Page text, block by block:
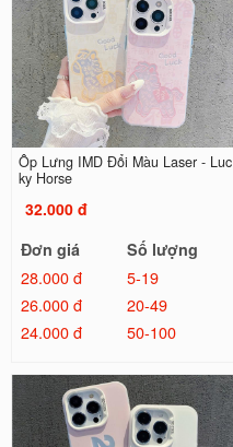
Ốp Lưng IMD Đổi Màu Laser - Luc
ky Horse
32.000 đ
Đơn giá
Số lượng
28.000 đ
5-19
26.000 đ
20-49
24.000 đ
50-100